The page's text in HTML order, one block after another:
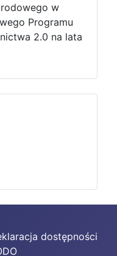
w
Programu
2.0 na lata
dostępności